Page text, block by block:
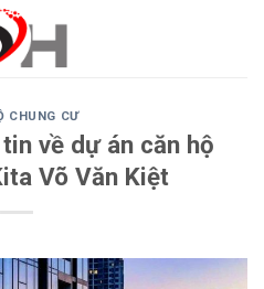
CHUNG CƯ
về dự án căn hộ
Võ Văn Kiệt